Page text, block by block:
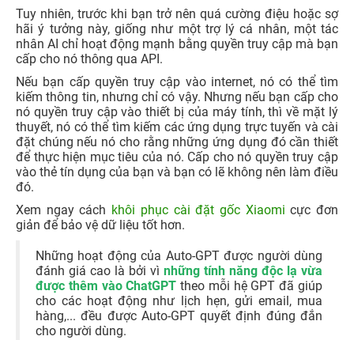
Tuy nhiên, trước khi bạn trở nên quá cường điệu hoặc sợ
hãi ý tưởng này, giống như một trợ lý cá nhân, một tác
nhân AI chỉ hoạt động mạnh bằng quyền truy cập mà bạn
cấp cho nó thông qua API.
Nếu bạn cấp quyền truy cập vào internet, nó có thể tìm
kiếm thông tin, nhưng chỉ có vậy. Nhưng nếu bạn cấp cho
nó quyền truy cập vào thiết bị của máy tính, thì về mặt lý
thuyết, nó có thể tìm kiếm các ứng dụng trực tuyến và cài
đặt chúng nếu nó cho rằng những ứng dụng đó cần thiết
để thực hiện mục tiêu của nó. Cấp cho nó quyền truy cập
vào thẻ tín dụng của bạn và bạn có lẽ không nên làm điều
đó.
Xem ngay cách khôi phục cài đặt gốc Xiaomi cực đơn
giản để bảo vệ dữ liệu tốt hơn.
Những hoạt động của Auto-GPT được người dùng
đánh giá cao là bởi vì những tính năng độc lạ vừa
được thêm vào ChatGPT theo mỗi hệ GPT đã giúp
cho các hoạt động như lịch hẹn, gửi email, mua
hàng,... đều được Auto-GPT quyết định đúng đắn
cho người dùng.